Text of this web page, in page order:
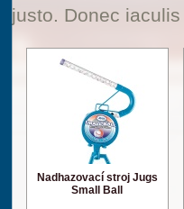
justo. Donec
Nadhazovací stroj Jugs
Small Ball